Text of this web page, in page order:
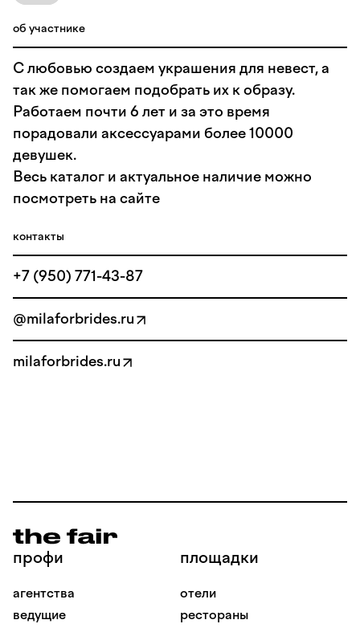
об участнике
С любовью создаем украшения для невест, а
так же помогаем подобрать их к образу.
Работаем почти 6 лет и за это время
порадовали аксессуарами более 10000
девушек.
Весь каталог и актуальное наличие можно
посмотреть на сайте
контакты
+7 (950) 771-43-87
@milaforbrides.ru
milaforbrides.ru
профи
агентства
ведущие
площадки
отели
рестораны